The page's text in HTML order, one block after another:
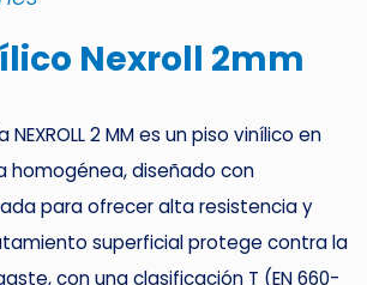
Nexroll 2mm
2 MM es un piso vinílico en
homogénea, diseñado con
para ofrecer alta resistencia y
superficial protege contra la
con una clasificación T (EN 660-